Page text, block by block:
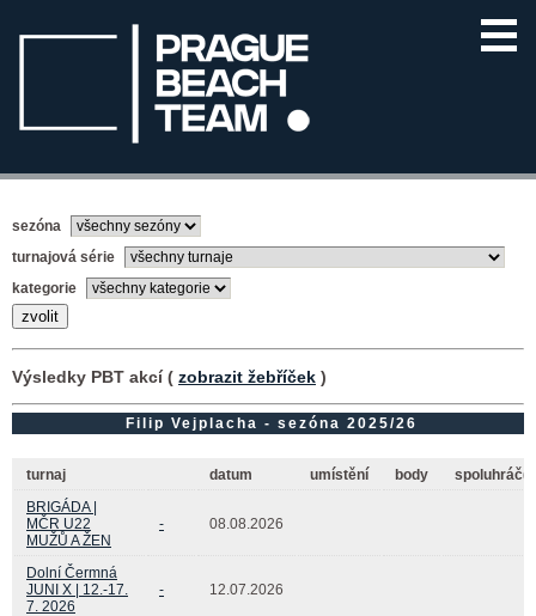
sezóna
turnajová série
kategorie
Výsledky PBT akcí ( zobrazit žebříček )
Filip Vejplacha - sezóna 2025/26
turnaj datum umístění body
BRIGÁDA |
MČR U22
MUŽŮ A ŽEN
- 08.08.2026
Dolní Čermná
JUNI X | 12.-17.
7. 2026
- 12.07.2026